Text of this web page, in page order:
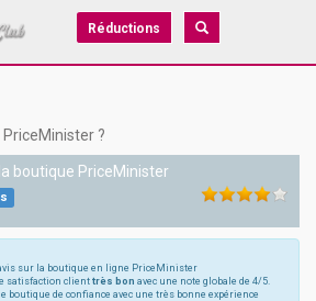
Réductions
?
boutique PriceMinister
sur la boutique en ligne PriceMinister
satisfaction client très bon avec une note globale de 4/5.
boutique de confiance avec une très bonne expérience